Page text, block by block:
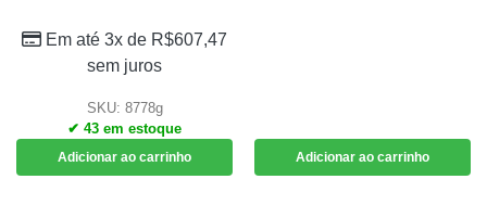
Em até 3x de R$607,47
sem juros
SKU: 8778g
✔ 43 em estoque
Adicionar ao carrinho Adicionar ao carrinho